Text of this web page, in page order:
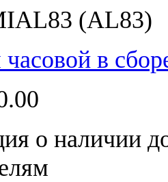
(AL83)
в
о наличии